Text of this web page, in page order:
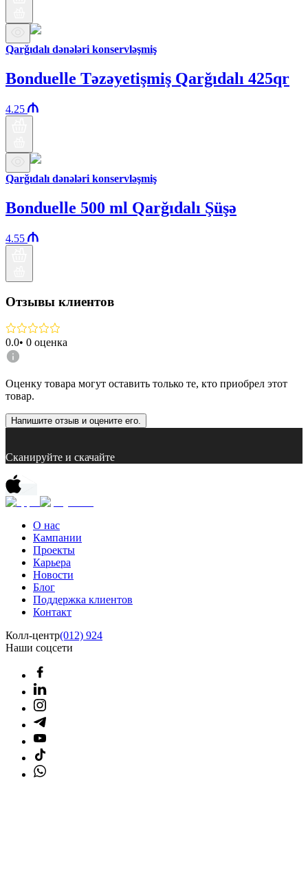
Qarğıdalı dənələri konservləşmiş
Bonduelle Təzəyetişmiş Qarğıdalı 425qr
4.25
Qarğıdalı dənələri konservləşmiş
Bonduelle 500 ml Qarğıdalı Şüşə
4.55
Отзывы клиентов
0.0• 0 оценка
Оценку товара могут оставить только те, кто приобрел этот
товар.
Напишите отзыв и оцените его.
Сканируйте и скачайте
О нас
Кампании
Проекты
Карьера
Новости
Блог
Поддержка клиентов
Контакт
Колл-центр(012) 924
Наши соцсети